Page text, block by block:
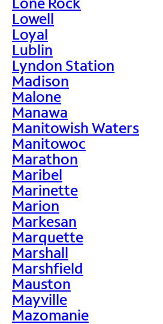
Lowell
Loyal
Lublin
Lyndon Station
Madison
Malone
Manawa
Manitowish Waters
Manitowoc
Marathon
Maribel
Marinette
Marion
Markesan
Marquette
Marshall
Marshfield
Mauston
Mayville
Mazomanie